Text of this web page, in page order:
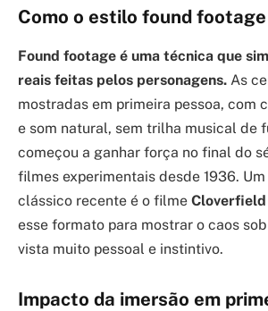
Como o estilo found
Found footage é uma técnica que
reais feitas pelos personagens. As
mostradas em primeira pessoa, com
e som natural, sem trilha musical de
começou a ganhar força no final do
filmes experimentais desde 1936.
clássico recente é o filme Cloverfield
esse formato para mostrar o caos
vista muito pessoal e instintivo.
Impacto da imersão em